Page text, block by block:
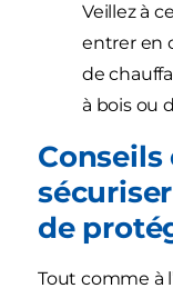
Veillez à
entrer en
de
à bois ou
de
Tout comme à